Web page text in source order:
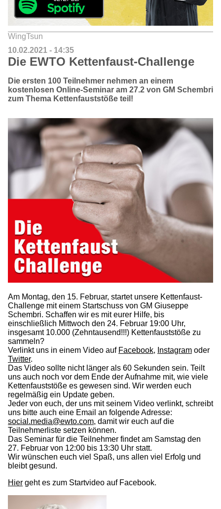
WingTsun
10.02.2021 - 14:35
Die EWTO Kettenfaust-Challenge
Die ersten 100 Teilnehmer nehmen an einem
kostenlosen Online-Seminar am 27.2 von GM Schembri
zum Thema Kettenfauststöße teil!
Am Montag, den 15. Februar, startet unsere Kettenfaust-
Challenge mit einem Startschuss von GM Giuseppe
Schembri. Schaffen wir es mit eurer Hilfe, bis
einschließlich Mittwoch den 24. Februar 19:00 Uhr,
insgesamt 10.000 (Zehntausend!!!) Kettenfauststöße zu
sammeln?
Verlinkt uns in einem Video auf Facebook, Instagram oder
Twitter.
Das Video sollte nicht länger als 60 Sekunden sein. Teilt
uns auch noch vor dem Ende der Aufnahme mit, wie viele
Kettenfauststöße es gewesen sind. Wir werden euch
regelmäßig ein Update geben.
Jeder von euch, der uns mit seinem Video verlinkt, schreibt
uns bitte auch eine Email an folgende Adresse:
social.media@ewto.com, damit wir euch auf die
Teilnehmerliste setzen können.
Das Seminar für die Teilnehmer findet am Samstag den
27. Februar von 12:00 bis 13:30 Uhr statt.
Wir wünschen euch viel Spaß, uns allen viel Erfolg und
bleibt gesund.
Hier geht es zum Startvideo auf Facebook.